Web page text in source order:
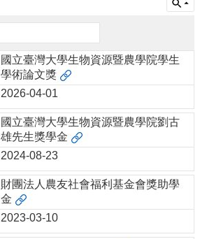
國立臺灣大學生物資源暨農學院學生
學術論文獎
2026-04-01
國立臺灣大學生物資源暨農學院劉古
雄先生獎學金
2024-08-23
財團法人農友社會福利基金會獎助學
金
2023-03-10